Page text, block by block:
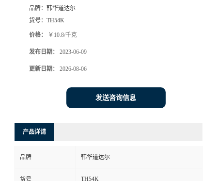
品牌： 韩华道达尔
货号： TH54K
价格： ￥10.8/千克
发布日期： 2023-06-09
更新日期： 2026-08-06
发送咨询信息
产品详请
品牌 韩华道达尔
货号 TH54K